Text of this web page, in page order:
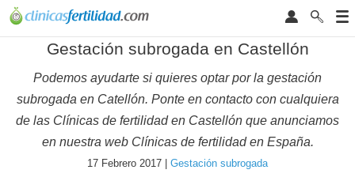
Gestación subrogada en Castellón
Podemos ayudarte si quieres optar por la gestación
subrogada en Catellón. Ponte en contacto con cualquiera
de las Clínicas de fertilidad en Castellón que anunciamos
en nuestra web Clínicas de fertilidad en España.
17 Febrero 2017 | Gestación subrogada